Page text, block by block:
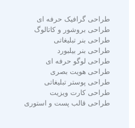
طراحی گرافیک حرفه ای
طراحی بروشور و کاتالوگ
طراحی بنر تبلیغاتی
طراحی بنر بیلبورد
طراحی لوگو حرفه ای
طراحی هویت بصری
طراحی پوستر تبلیغاتی
طراحی کارت ویزیت
طراحی قالب پست و استوری